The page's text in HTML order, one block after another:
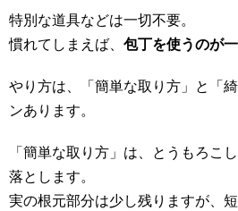
特別な道具などは一切不要。
慣れてしまえば、 包丁を使うのが
やり方は、「簡単な取り方」と「
ンあります。
「簡単な取り方」は、とうもろこ
落とします。
実の根元部分は少し残りますが、